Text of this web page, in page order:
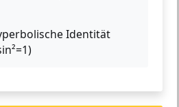
Identität